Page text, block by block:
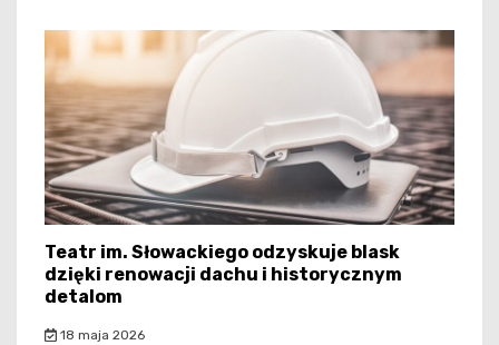
Teatr im. Słowackiego odzyskuje blask
dzięki renowacji dachu i historycznym
detalom
18 maja 2026